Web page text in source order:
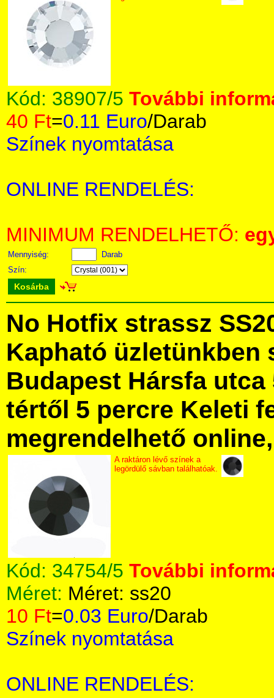
Kód: 38907/5 További
40 Ft=0.11 Euro/Darab
Színek nyomtatása
ONLINE RENDELÉS:
MINIMUM RENDELHETŐ:
Mennyiség:
Darab
Szín:
Kosárba
No Hotfix strassz
Kapható üzletünkben
Budapest Hársfa utca
tértől 5 percre Keleti
megrendelhető
A raktáron lévő színek a
legördülő sávban találhatóak.
Kód: 34754/5 További
Méret: Méret: ss20
10 Ft=0.03 Euro/Darab
Színek nyomtatása
ONLINE RENDELÉS: